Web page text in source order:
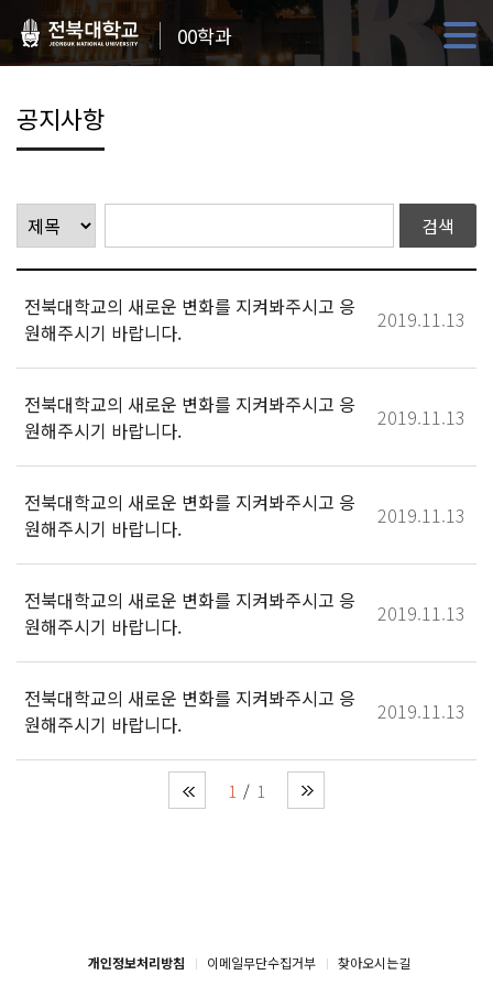
00학과
공지사항
전북대학교의 새로운 변화를 지켜봐주시고 응
원해주시기 바랍니다.
2019.11.13
전북대학교의 새로운 변화를 지켜봐주시고 응
원해주시기 바랍니다.
2019.11.13
전북대학교의 새로운 변화를 지켜봐주시고 응
원해주시기 바랍니다.
2019.11.13
전북대학교의 새로운 변화를 지켜봐주시고 응
원해주시기 바랍니다.
2019.11.13
전북대학교의 새로운 변화를 지켜봐주시고 응
원해주시기 바랍니다.
2019.11.13
1 1
개인정보처리방침 이메일무단수집거부 찾아오시는길